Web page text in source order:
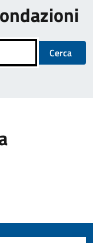
Cerca